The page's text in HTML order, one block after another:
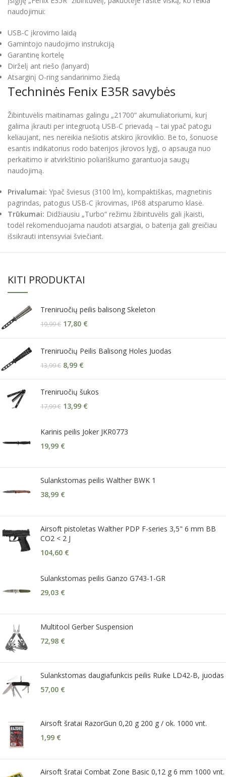
naudojimui:
USB-C įkrovimo laidą
Gamintojo naudojimo instrukciją
Garantinę kortelę
Dirželį ant riešo (lanyard)
Atsarginį O-ring sandarinimo žiedą
Techninės Fenix E35R savybės
Žibintuvėlis maitinamas galingu „21700“ akumuliatoriumi, kurį
galima įkrauti per integruotą USB-C prievadą – tai ypač patogu
keliaujant, nes nereikia nešiotis atskiro įkroviklio. Be to, šonuose
esantis indikatorius rodo baterijos įkrovos lygį, o apsauga nuo
perkaitimo ir atvirkštinio poliariškumo garantuoja saugų
naudojimą.
Privalumai: Ypač šviesus (3100 lm), kompaktiškas, magnetinis
pagrindas, patogus USB-C įkrovimas, IP68 atsparumo klasė.
Trūkumai: Didžiausiu „Turbo“ režimu žibintuvėlis gali įkaisti,
todėl rekomenduojama naudoti atsargiai, o baterija gali greičiau
išsikrauti intensyviai šviečiant.
KITI PRODUKTAI
Treniruočių peilis balisong Skeleton
19,99€ 17,80 €
Treniruočių Peilis Balisong Holes Juodas
13,99€ 8,99 €
Treniruočių šukos
17,99€ 13,99 €
Karinis peilis Joker JKR0773
19,99 €
Sulankstomas peilis Walther BWK 1
38,99 €
Airsoft pistoletas Walther PDP F-series 3,5" 6 mm BB
CO2 < 2 J
104,60 €
Sulankstomas peilis Ganzo G743-1-GR
29,03 €
Multitool Gerber Suspension
72,98 €
Sulankstomas daugiafunkcis peilis Ruike LD42-B, juodas
57,00 €
Airsoft šratai RazorGun 0,20 g 200 g / ok. 1000 vnt.
1,99 €
Airsoft šratai Combat Zone Basic 0,12 g 6 mm 1000 vnt.